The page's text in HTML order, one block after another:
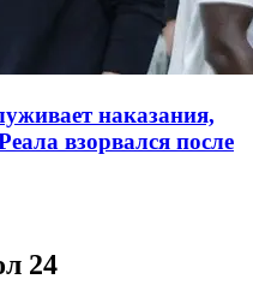
наказания,
взорвался после
24